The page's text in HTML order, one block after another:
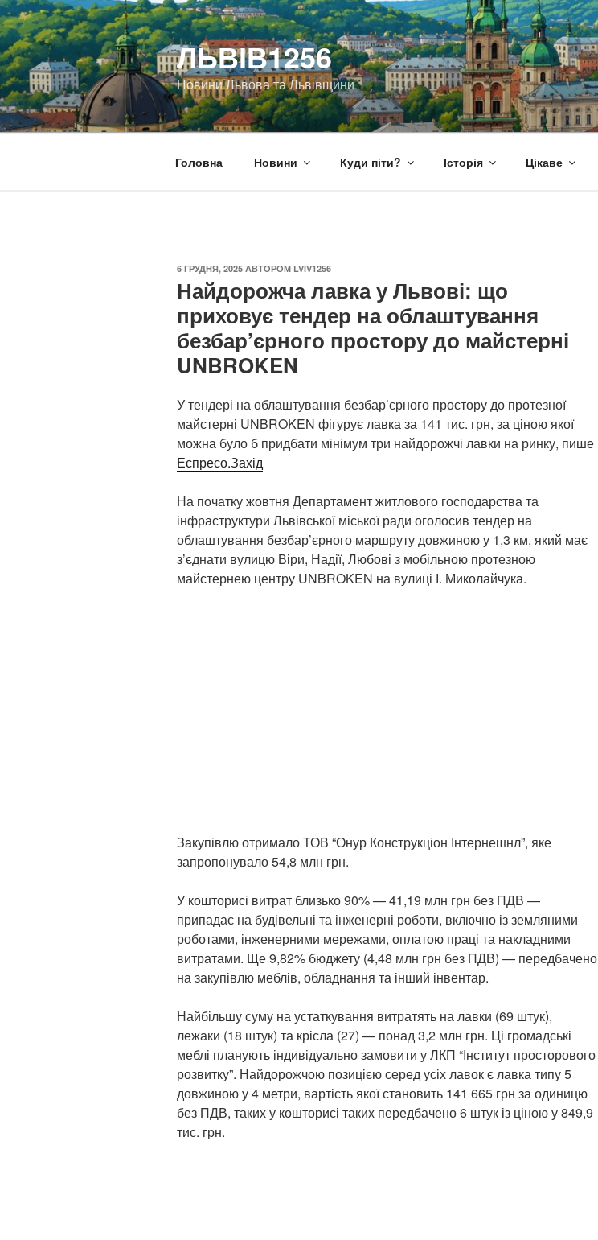
Перейти
до
вмісту
ЛЬВІВ1256
Новини Львова та Львівщини
Головна Новини Куди піти? Історія Цікаве
ОПУБЛІКОВАНО
6 ГРУДНЯ, 2025 АВТОРОМ LVIV1256
Найдорожча лавка у Львові: що
приховує тендер на облаштування
безбар’єрного простору до майстерні
UNBROKEN
У тендері на облаштування безбар’єрного простору до протезної
майстерні UNBROKEN фігурує лавка за 141 тис. грн, за ціною якої
можна було б придбати мінімум три найдорожчі лавки на ринку, пише
Еспресо.Захід
На початку жовтня Департамент житлового господарства та
інфраструктури Львівської міської ради оголосив тендер на
облаштування безбар’єрного маршруту довжиною у 1,3 км, який має
з’єднати вулицю Віри, Надії, Любові з мобільною протезною
майстернею центру UNBROKEN на вулиці І. Миколайчука.
Закупівлю отримало ТОВ “Онур Конструкціон Інтернешнл”, яке
запропонувало 54,8 млн грн.
У кошторисі витрат близько 90% — 41,19 млн грн без ПДВ —
припадає на будівельні та інженерні роботи, включно із земляними
роботами, інженерними мережами, оплатою праці та накладними
витратами. Ще 9,82% бюджету (4,48 млн грн без ПДВ) — передбачено
на закупівлю меблів, обладнання та інший інвентар.
Найбільшу суму на устаткування витратять на лавки (69 штук),
лежаки (18 штук) та крісла (27) — понад 3,2 млн грн. Ці громадські
меблі планують індивідуально замовити у ЛКП “Інститут просторового
розвитку”. Найдорожчою позицією серед усіх лавок є лавка типу 5
довжиною у 4 метри, вартість якої становить 141 665 грн за одиницю
без ПДВ, таких у кошторисі таких передбачено 6 штук із ціною у 849,9
тис. грн.